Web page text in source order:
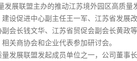
发展联盟主办的推动江苏境外园区高质量
设促进中心副主任王一军、江苏省发展
会长钱文华、江苏省贸促会副会长黄政
关商协会和企业代表参加研讨会。
发展联盟发起成员单位之一，公司董事